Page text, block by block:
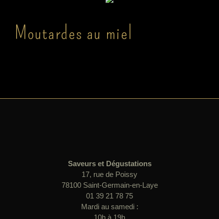
Moutardes au miel
Saveurs et Dégustations
17, rue de Poissy
78100 Saint-Germain-en-Laye
01 39 21 78 75
Mardi au samedi :